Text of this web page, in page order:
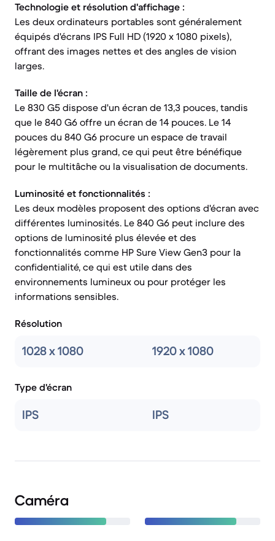
Technologie et résolution d'affichage :
Les deux ordinateurs portables sont généralement
équipés d'écrans IPS Full HD (1920 x 1080 pixels),
offrant des images nettes et des angles de vision
larges.
Taille de l'écran :
Le 830 G5 dispose d'un écran de 13,3 pouces, tandis
que le 840 G6 offre un écran de 14 pouces. Le 14
pouces du 840 G6 procure un espace de travail
légèrement plus grand, ce qui peut être bénéfique
pour le multitâche ou la visualisation de documents.
Luminosité et fonctionnalités :
Les deux modèles proposent des options d'écran avec
différentes luminosités. Le 840 G6 peut inclure des
options de luminosité plus élevée et des
fonctionnalités comme HP Sure View Gen3 pour la
confidentialité, ce qui est utile dans des
environnements lumineux ou pour protéger les
informations sensibles.
Résolution
1028 x 1080 1920 x 1080
Type d'écran
IPS IPS
Caméra